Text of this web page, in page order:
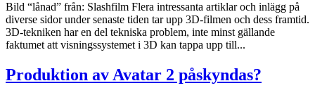
Bild “lånad” från: Slashfilm Flera intressanta artiklar och inlägg på
diverse sidor under senaste tiden tar upp 3D-filmen och dess framtid.
3D-tekniken har en del tekniska problem, inte minst gällande
faktumet att visningssystemet i 3D kan tappa upp till...
Produktion av Avatar 2 påskyndas?